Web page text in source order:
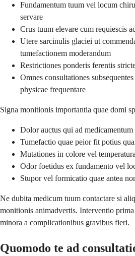
Fundamentum tuum vel locum
servare
Crus tuum elevare cum requiescis
Utere sarcinulis glaciei ut
tumefactionem moderandum
Restrictiones ponderis ferentis
Omnes consultationes
physicae frequentare
Signa monitionis importantia quae domi
Dolor auctus qui ad medicamentum
Tumefactio quae peior fit potius
Mutationes in colore vel
Odor foetidus ex fundamento vel
Stupor vel formicatio quae antea
Ne dubita medicum tuum contactare si
monitionis animadvertis. Interventio
minora a complicationibus gravibus fieri.
Quomodo te ad